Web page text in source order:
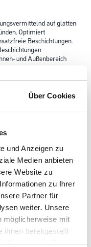
Über Cookies
und Anzeigen zu
Medien anbieten
Website zu
zu Ihrer
Partner für
weiter. Unsere
möglicherweise mit
ihnen bereitgestellt
Nutzung der Dienste
auf glatten
Optimiert
Beschichtungen.
und Außenbereich